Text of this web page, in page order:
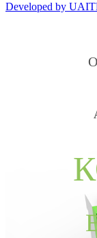
Developed by